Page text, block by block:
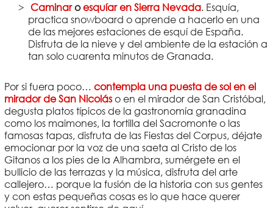
Caminaroesquíar en Sierra Nevada. Esquía,
practica snowboard o aprende a hacerlo en una
de las mejores estaciones de esquí de España.
Disfruta de la nieve y del ambiente de la estación a
tan solo cuarenta minutos de Granada.
Por si fuera poco… contempla una puesta de sol en el
mirador de San Nicoláso en el mirador de San Cristóbal,
degusta platos típicos de la gastronomía granadina
como los maimones, la tortilla del Sacromonte o las
famosas tapas, disfruta de las Fiestas del Corpus, déjate
emocionar por la voz de una saeta al Cristo de los
Gitanos a los pies de la Alhambra, sumérgete en el
bullicio de las terrazas y la música, disfruta del arte
callejero… porque la fusión de la historia con sus gentes
y con estas pequeñas cosas es lo que hace querer